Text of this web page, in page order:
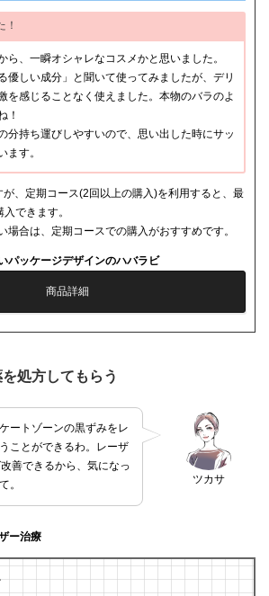
！
ら、一瞬オシャレなコスメかと思いました。
優しい成分」と聞いて使ってみましたが、デリ
を感じることなく使えました。本物のバラのよ
！
分持ち運びしやすいので、思い出した時にサッ
ます。
、定期コース(2回以上の購入)を利用すると、最
できます。
場合は、定期コースでの購入がおすすめです。
パッケージデザインのハバラビ
商品詳細
処方してもらう
ツカサ
ートゾーンの黒ずみをレ
ことができるわ。レーザ
善できるから、気になっ
。
ー治療